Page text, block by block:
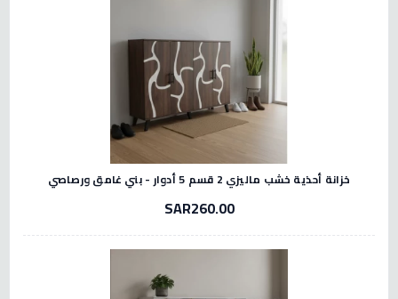
خزانة أحذية خشب ماليزي 2 قسم 5 أدوار - بني غامق ورصاصي
SAR260.00